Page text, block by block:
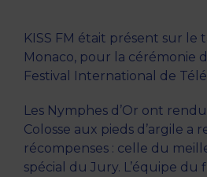
KISS FM était présent sur le
Monaco, pour la cérémonie
Festival International de
Les Nymphes d’Or ont
Colosse aux pieds d’argile a
récompenses : celle du
spécial du Jury. L’équipe